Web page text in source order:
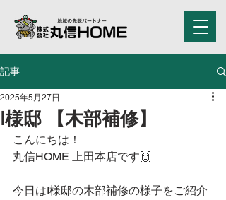
記事
I様邸 【木部補修】
2025年5月27日
こんにちは！
丸信HOME 上田本店です🙌
今日はI様邸の木部補修の様子をご紹介